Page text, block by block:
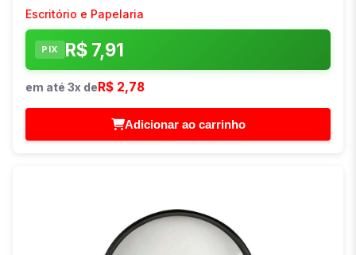
Escritório e Papelaria
PIX R$ 7,91
em até 3x deR$ 2,78
Adicionar ao carrinho